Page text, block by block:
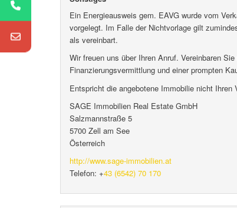
Ein Energieausweis gem. EAVG wurde vom
vorgelegt. Im Falle der Nichtvorlage gilt
als vereinbart.
Wir freuen uns über Ihren Anruf. Vereinbaren
Finanzierungsvermittlung und einer prompten
Entspricht die angebotene Immobilie nicht
SAGE Immobilien Real Estate GmbH
Salzmannstraße 5
5700 Zell am See
Österreich
http://www.sage-immobilien.at
Telefon: +43 (6542) 70 170